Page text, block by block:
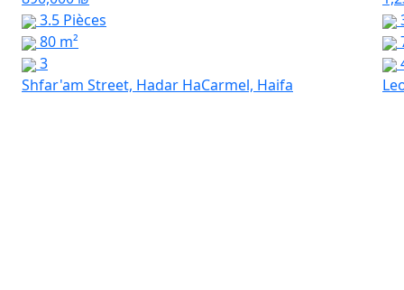
3.5 Pièces
80 m²
3
Shfar'am Street, Hadar HaCarmel, Haifa